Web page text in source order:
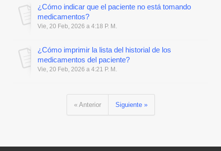
¿Cómo indicar que el paciente no está tomando
medicamentos?
Vie, 20 Feb, 2026 a 4:18 P. M.
¿Cómo imprimir la lista del historial de los
medicamentos del paciente?
Vie, 20 Feb, 2026 a 4:21 P. M.
« Anterior Siguiente »